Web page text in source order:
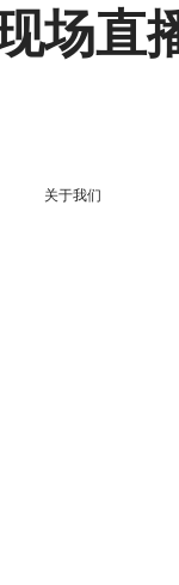
场直
关于我们